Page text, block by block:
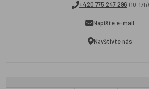
+420 775 247 296 (10-17h)
Napište e-mail
Navštivte nás